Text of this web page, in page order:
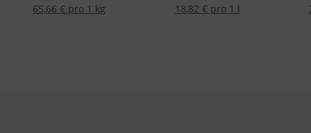
65,66 € pro 1 kg
18,82 € pro 1 l